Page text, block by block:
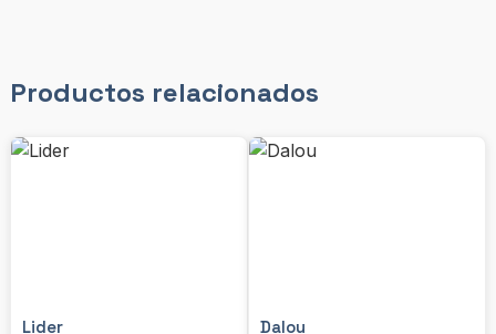
Productos relacionados
Lider Dalou